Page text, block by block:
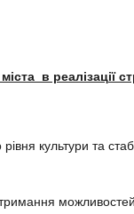
в реалізації
культури та